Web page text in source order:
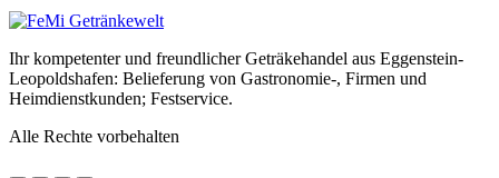
Ihr kompetenter und freundlicher Geträkehandel aus Eggenstein-
Leopoldshafen: Belieferung von Gastronomie-, Firmen und
Heimdienstkunden; Festservice.
Alle Rechte vorbehalten